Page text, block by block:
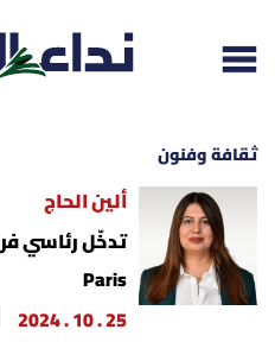
إقرأ الجريدة
لبنان
ثقافة وفنون
ألين الحاج
Paris
25 . 10 . 2024